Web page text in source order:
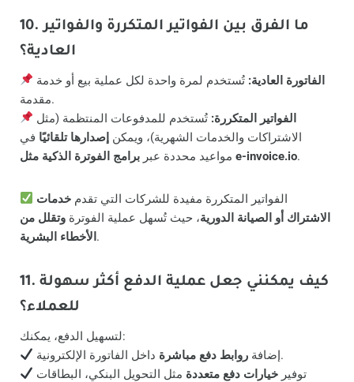
10. ما الفرق بين الفواتير المتكررة والفواتير
العادية؟
الفاتورة العادية: تُستخدم لمرة واحدة لكل عملية بيع أو خدمة
مقدمة.
الفواتير المتكررة: تُستخدم للمدفوعات المنتظمة (مثل
الاشتراكات والخدمات الشهرية)، ويمكن إصدارها تلقائيًا في
مواعيد محددة عبر برامج الفوترة الذكية مثل e-invoice.io.
الفواتير المتكررة مفيدة للشركات التي تقدم خدمات
الاشتراك أو الصيانة الدورية، حيث تُسهل عملية الفوترة وتقلل من
الأخطاء البشرية .
11. كيف يمكنني جعل عملية الدفع أكثر سهولة
للعملاء؟
لتسهيل الدفع، يمكنك:
إضافة روابط دفع مباشرة
داخل الفاتورة الإلكترونية.
توفير خيارات دفع متعددة مثل التحويل البنكي، البطاقات